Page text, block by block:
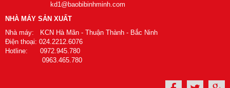
kd1@baobibinhminh.com
NHÀ MÁY SẢN XUẤT
Nhà máy: KCN Hà Mãn - Thuận Thành - Bắc Ninh
Điện thoại: 024.2212.6076
Hotline: 0972.945.780
0963.465.780